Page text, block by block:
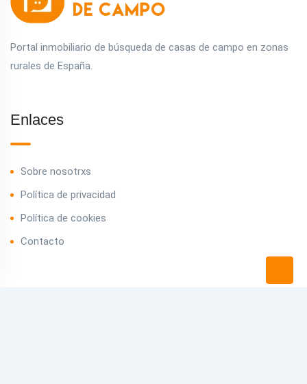
Portal inmobiliario de búsqueda de casas de campo en zonas
rurales de España.
Enlaces
Sobre nosotrxs
Política de privacidad
Política de cookies
Contacto